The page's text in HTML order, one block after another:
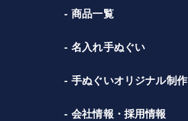
商品一覧
名入れ手ぬぐい
手ぬぐいオリジナル制作
会社情報・採用情報